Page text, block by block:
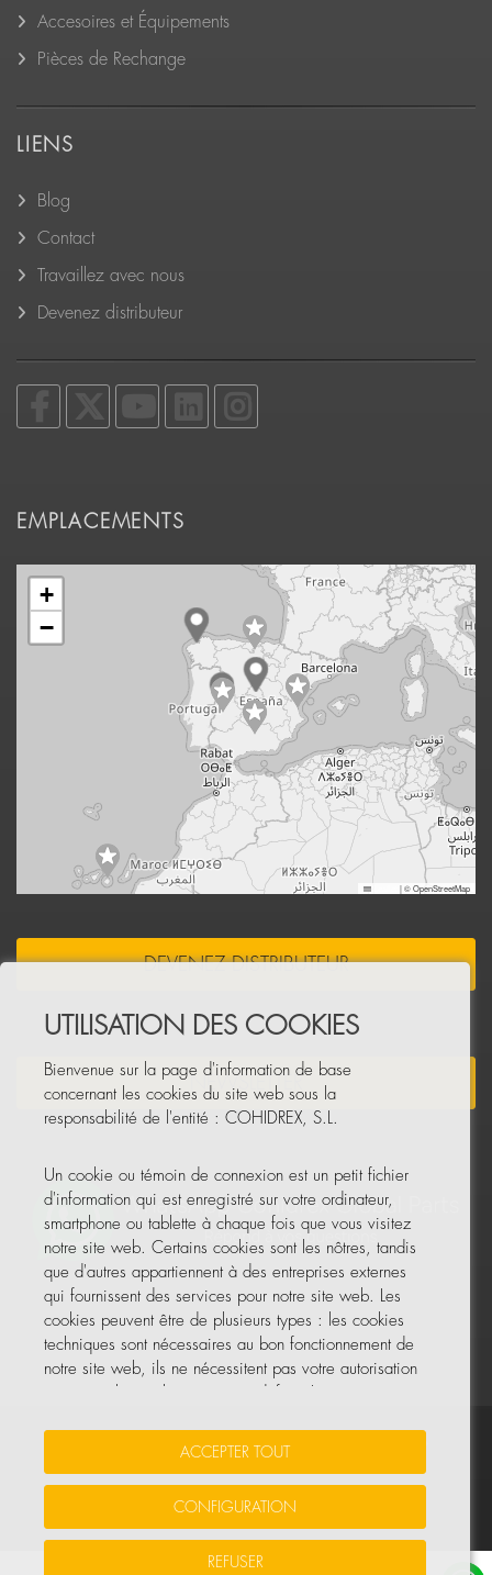
Accesoires et Équipements
Pièces de Rechange
LIENS
Blog
Contact
Travaillez avec nous
Devenez distributeur
EMPLACEMENTS
+
−
|© OpenStreetMap
DEVENEZ DISTRIBUTEUR
NEWSLETTER
Vos données sont sécurisées • Protection des données
© Tous droits réservés, COHIDREX GLOBAL PARTS, S.L.U.
UTILISATION DES COOKIES
Bienvenue sur la page d'information de base
concernant les cookies du site web sous la
responsabilité de l'entité : COHIDREX, S.L.
Un cookie ou témoin de connexion est un petit fichier
d'information qui est enregistré sur votre ordinateur,
smartphone ou tablette à chaque fois que vous visitez
notre site web. Certains cookies sont les nôtres, tandis
que d'autres appartiennent à des entreprises externes
qui fournissent des services pour notre site web. Les
cookies peuvent être de plusieurs types : les cookies
techniques sont nécessaires au bon fonctionnement de
notre site web, ils ne nécessitent pas votre autorisation
goûts et intérêts personnels.
Vous pouvez accepter tous ces cookies en appuyant sur
le bouton ACCEPTER TOUT ou les configurer ou refuser
ACCEPTER TOUT
CONFIGURATION
REFUSER